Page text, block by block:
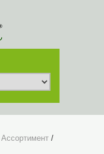
Ассортимент /